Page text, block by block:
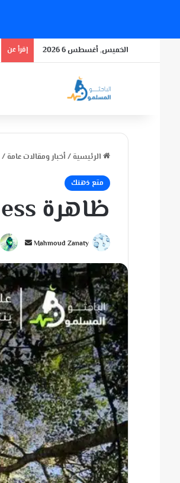
الخميس, أغسطس 6 2026 إقرأ عن
الرئيسية / أخبار ومقالات عامة /
متع ذهنك
ظاهرة Crown shyness
Mahmoud Zanaty
أ
س
ل
ب
ر
ي
د
ا
إ
ل
ك
ت
ر
و
ن
ي